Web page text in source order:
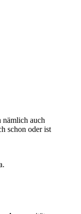
nämlich auch
schon oder ist